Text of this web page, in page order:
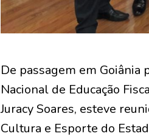
De passagem em
Nacional de Educação
Juracy Soares, esteve
Cultura e Esporte do